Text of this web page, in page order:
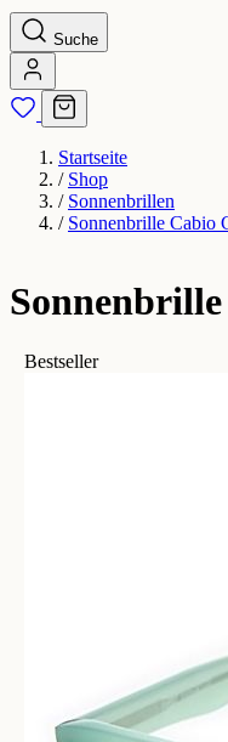
Suche
Startseite
/ Shop
/ Sonnenbrillen
/ Sonnenbrille Cabio
Bestseller